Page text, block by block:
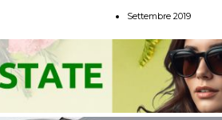
Settembre 2019